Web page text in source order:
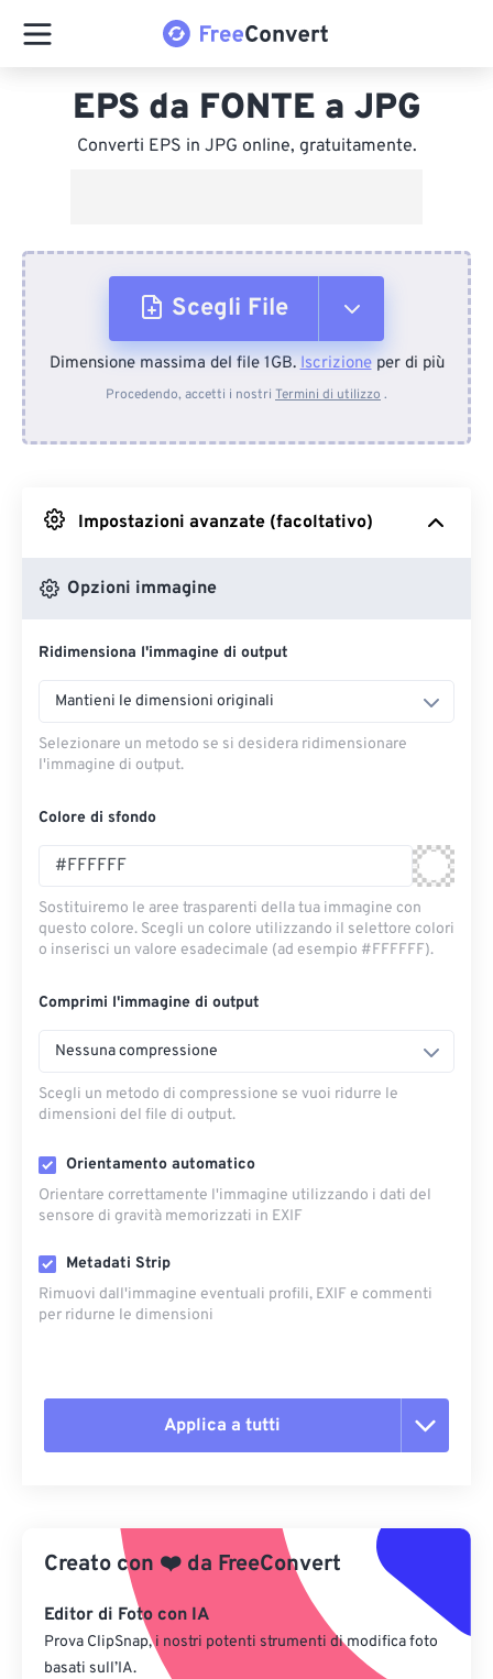
EPS da FONTE a JPG
Converti EPS in JPG online, gratuitamente.
Scegli File
Dal dispositivo
Da Google Drive
Dimensione massima del file 1GB.Iscrizioneper di più
Procedendo, accetti i nostri Termini di utilizzo .
Impostazioni avanzate (facoltativo)
Opzioni immagine
Ridimensiona l'immagine di output
Mantieni le dimensioni originali
Selezionare un metodo se si desidera ridimensionare
l'immagine di output.
Colore di sfondo
Sostituiremo le aree trasparenti della tua immagine con
questo colore. Scegli un colore utilizzando il selettore colori
o inserisci un valore esadecimale (ad esempio #FFFFFF).
Comprimi l'immagine di output
Nessuna compressione
Scegli un metodo di compressione se vuoi ridurre le
dimensioni del file di output.
Orientamento automatico
Orientare correttamente l'immagine utilizzando i dati del
sensore di gravità memorizzati in EXIF
Metadati Strip
Rimuovi dall'immagine eventuali profili, EXIF ​​e commenti
per ridurne le dimensioni
Applica a tutti
Applica da preimpostazione
Salva come predefinito
Creato con ❤️ da FreeConvert
Editor di Foto con IA
Prova ClipSnap, i nostri potenti strumenti di modifica foto
basati sull’IA.